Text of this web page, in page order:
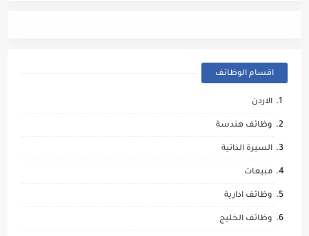
اقسام الوظائف
الاردن
وظائف هندسة
السيرة الذاتية
مبيعات
وظائف ادارية
وظائف الخليج